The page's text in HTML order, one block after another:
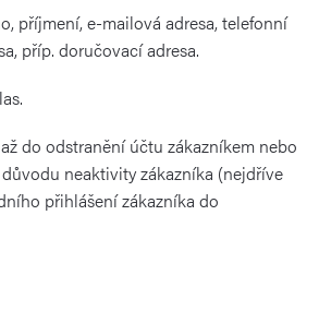
příjmení, e-mailová adresa, telefonní
příp. doručovací adresa.
do odstranění účtu zákazníkem nebo
neaktivity zákazníka (nejdříve
přihlášení zákazníka do